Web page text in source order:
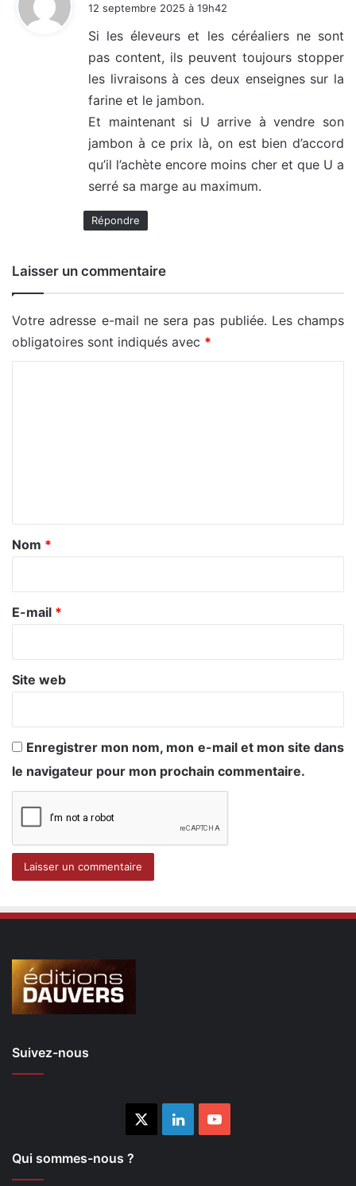
:
12 septembre 2025 à 19h42
Si les éleveurs et les céréaliers ne sont
pas content, ils peuvent toujours stopper
les livraisons à ces deux enseignes sur la
farine et le jambon.
Et maintenant si U arrive à vendre son
jambon à ce prix là, on est bien d’accord
qu’il l’achète encore moins cher et que U a
serré sa marge au maximum.
Répondre
Laisser un commentaire
Votre adresse e-mail ne sera pas publiée. Les champs
obligatoires sont indiqués avec *
a
e
Nom *
E-mail *
Site web
Enregistrer mon nom, mon e-mail et mon site dans
le navigateur pour mon prochain commentaire.
Suivez-nous
LinkedinYouTube
Qui sommes-nous ?